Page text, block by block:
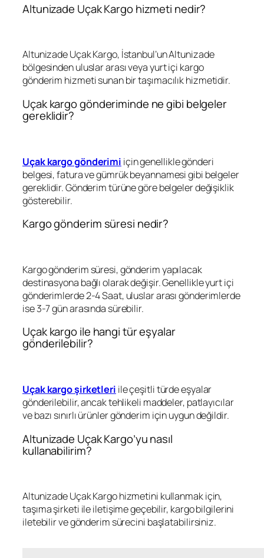
Altunizade Uçak Kargo hizmeti nedir?
Altunizade Uçak Kargo, İstanbul’un Altunizade
bölgesinden uluslar arası veya yurt içi kargo
gönderim hizmeti sunan bir taşımacılık hizmetidir.
Uçak kargo gönderiminde ne gibi belgeler
gereklidir?
Uçak kargo gönderimi için genellikle gönderi
belgesi, fatura ve gümrük beyannamesi gibi belgeler
gereklidir. Gönderim türüne göre belgeler değişiklik
gösterebilir.
Kargo gönderim süresi nedir?
Kargo gönderim süresi, gönderim yapılacak
destinasyona bağlı olarak değişir. Genellikle yurt içi
gönderimlerde 2-4 Saat, uluslar arası gönderimlerde
ise 3-7 gün arasında sürebilir.
Uçak kargo ile hangi tür eşyalar
gönderilebilir?
Uçak kargo şirketleri ile çeşitli türde eşyalar
gönderilebilir, ancak tehlikeli maddeler, patlayıcılar
ve bazı sınırlı ürünler gönderim için uygun değildir.
Altunizade Uçak Kargo’yu nasıl
kullanabilirim?
Altunizade Uçak Kargo hizmetini kullanmak için,
taşıma şirketi ile iletişime geçebilir, kargo bilgilerini
iletebilir ve gönderim sürecini başlatabilirsiniz.